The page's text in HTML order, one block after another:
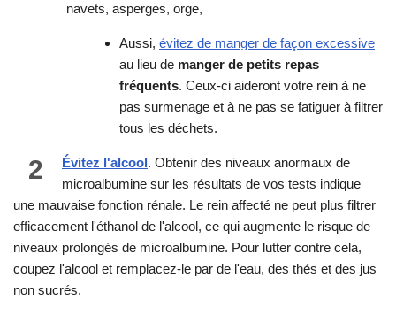
navets, asperges, orge,
Aussi, évitez de manger de façon excessive
au lieu de manger de petits repas
fréquents. Ceux-ci aideront votre rein à ne
pas surmenage et à ne pas se fatiguer à filtrer
tous les déchets.
2 Évitez l'alcool. Obtenir des niveaux anormaux de
microalbumine sur les résultats de vos tests indique
une mauvaise fonction rénale. Le rein affecté ne peut plus filtrer
efficacement l'éthanol de l'alcool, ce qui augmente le risque de
niveaux prolongés de microalbumine. Pour lutter contre cela,
coupez l'alcool et remplacez-le par de l'eau, des thés et des jus
non sucrés.